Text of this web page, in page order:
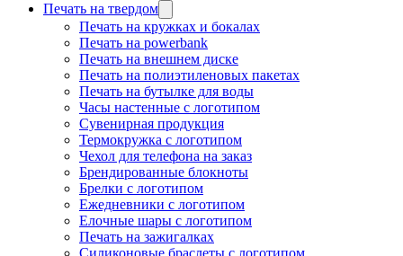
Печать на твердом
Печать на кружках и бокалах
Печать на powerbank
Печать на внешнем диске
Печать на полиэтиленовых пакетах
Печать на бутылке для воды
Часы настенные с логотипом
Сувенирная продукция
Термокружка с логотипом
Чехол для телефона на заказ
Брендированные блокноты
Брелки с логотипом
Ежедневники с логотипом
Елочные шары с логотипом
Печать на зажигалках
Силиконовые браслеты с логотипом